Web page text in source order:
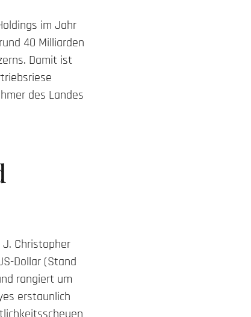
im Jahr
40 Milliarden
Damit ist
des Landes
Christopher
Dollar (Stand
rangiert um
erstaunlich